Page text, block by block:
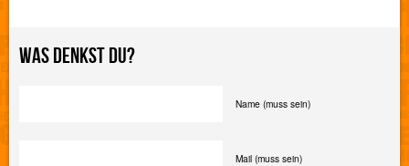
WAS DENKST DU?
Name (muss sein)
Mail (muss sein)